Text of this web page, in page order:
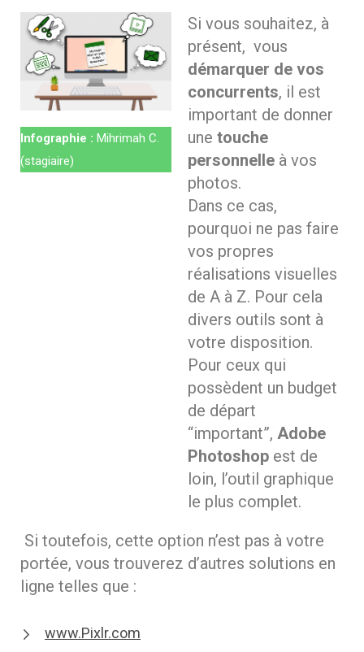
Infographie : Mihrimah C.
(stagiaire)
Si vous souhaitez, à
présent, vous
démarquer de vos
concurrents, il est
important de donner
une touche
personnelleà vos
photos.
Dans ce cas,
pourquoi ne pas faire
vos propres
réalisations visuelles
de A à Z. Pour cela
divers outils sont à
votre disposition.
Pour ceux qui
possèdent un budget
de départ
“important”, Adobe
Photoshopest de
loin, l’outil graphique
le plus complet.
Si toutefois, cette option n’est pas à votre
portée, vous trouverez d’autres solutions en
ligne telles que :
www.Pixlr.com